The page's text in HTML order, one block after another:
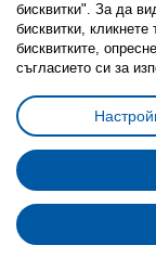
Политика
Избор на
Условия за
Политика
Политика за
©
бисквитки". За да
бисквитки,
бисквитките,
съгласието си за